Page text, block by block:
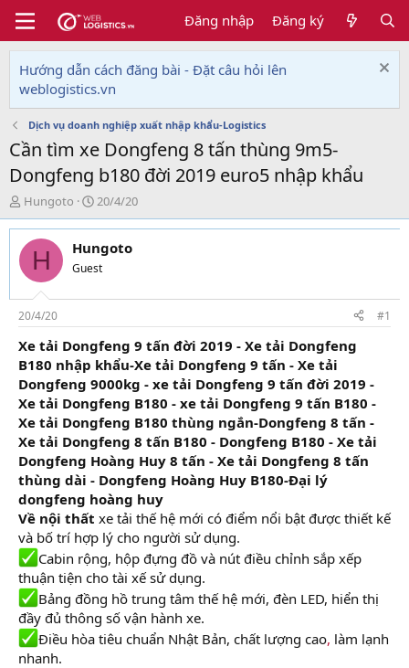
Đăng nhập Đăng ký
Hướng dẫn cách đăng bài - Đặt câu hỏi lên
weblogistics.vn
Dịch vụ doanh nghiệp xuất nhập khẩu-Logistics
Cần tìm xe Dongfeng 8 tấn thùng 9m5-
Dongfeng b180 đời 2019 euro5 nhập khẩu
T
h
r
e
d
s
t
a
r
t
e
r
Hungoto
N
g
à
y
g
i
20/4/20
H Hungoto
Guest
20/4/20 #1
Xe tải Dongfeng 9 tấn đời 2019 - Xe tải Dongfeng
B180 nhập khẩu-Xe tải Dongfeng 9 tấn - Xe tải
Dongfeng 9000kg - xe tải Dongfeng 9 tấn đời 2019 -
Xe tải Dongfeng B180 - xe tải Dongfeng 9 tấn B180 -
Xe tải Dongfeng B180 thùng ngắn-Dongfeng 8 tấn -
Xe tải Dongfeng 8 tấn B180 - Dongfeng B180 - Xe tải
Dongfeng Hoàng Huy 8 tấn - Xe tải Dongfeng 8 tấn
thùng dài - Dongfeng Hoàng Huy B180-Đại lý
dongfeng hoàng huy
Về nội thất xe tải thế hệ mới có điểm nổi bật được thiết kế
và bố trí hợp lý cho người sử dụng.
Cabin rộng, hộp đựng đồ và nút điều chỉnh sắp xếp
thuận tiện cho tài xế sử dụng.
Bảng đồng hồ trung tâm thế hệ mới, đèn LED, hiển thị
đầy đủ thông số vận hành xe.
Điều hòa tiêu chuẩn Nhật Bản, chất lượng cao, làm lạnh
nhanh.